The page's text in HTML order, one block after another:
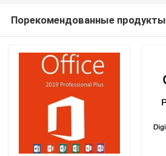
Порекомендованные продукты